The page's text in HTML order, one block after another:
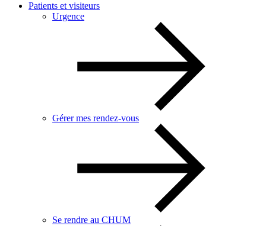
Patients et visiteurs
Urgence
Gérer mes rendez-vous
Se rendre au CHUM